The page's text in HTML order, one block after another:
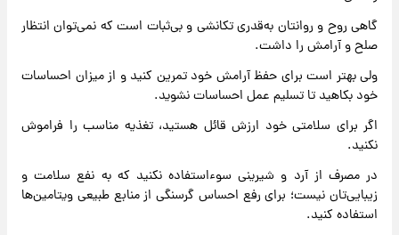
گاهی روح و روانتان به‌قدری تکانشی و بی‌ثبات است که نمی‌توان انتظار
صلح و آرامش را داشت.
ولی بهتر است برای حفظ آرامش خود تمرین کنید و از میزان احساسات
خود بکاهید تا تسلیم عمل احساسات نشوید.
اگر برای سلامتی خود ارزش قائل هستید، تغذیه مناسب را فراموش
نکنید.
در مصرف از آرد و شیرینی سوءاستفاده نکنید که به نفع سلامت و
زیبایی‌تان نیست؛ برای رفع احساس گرسنگی از منابع طبیعی ویتامین‌ها
استفاده کنید.